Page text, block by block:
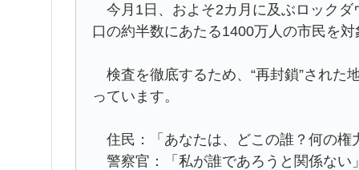
今月1日、およそ2カ月に及ぶロックダ
口の約半数にあたる1400万人の市民を
検査を徹底するため、“再封鎖”された
っています。
住民：「あなたは、どこの誰？何の権
警察官：「私が誰であろうと関係ない